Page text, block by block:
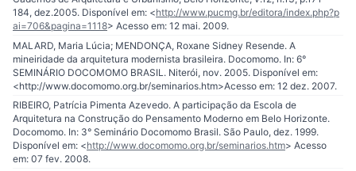
184, dez.2005. Disponível em: <http://www.pucmg.br/editora/index.php?p
ai=706&pagina=1118> Acesso em: 12 mai. 2009.
MALARD, Maria Lúcia; MENDONÇA, Roxane Sidney Resende. A
mineiridade da arquitetura modernista brasileira. Docomomo. In: 6°
SEMINÁRIO DOCOMOMO BRASIL. Niterói, nov. 2005. Disponível em:
<http://www.docomomo.org.br/seminarios.htm>Acesso em: 12 dez. 2007.
RIBEIRO, Patrícia Pimenta Azevedo. A participação da Escola de
Arquitetura na Construção do Pensamento Moderno em Belo Horizonte.
Docomomo. In: 3° Seminário Docomomo Brasil. São Paulo, dez. 1999.
Disponível em: <http://www.docomomo.org.br/seminarios.htm> Acesso
em: 07 fev. 2008.